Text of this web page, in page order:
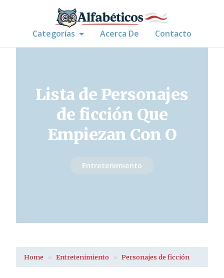
Categorías Acerca De Contacto
Lista de Personajes
de ficción Que
Empiezan Con O
Entretenimiento
Home Entretenimiento Personajes de ficción